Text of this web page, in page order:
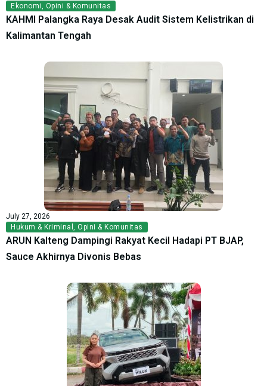
Ekonomi
Opini & Komunitas
KAHMI Palangka Raya Desak Audit Sistem Kelistrikan di
Kalimantan Tengah
July 27, 2026
Hukum & Kriminal
Opini & Komunitas
ARUN Kalteng Dampingi Rakyat Kecil Hadapi PT BJAP,
Sauce Akhirnya Divonis Bebas